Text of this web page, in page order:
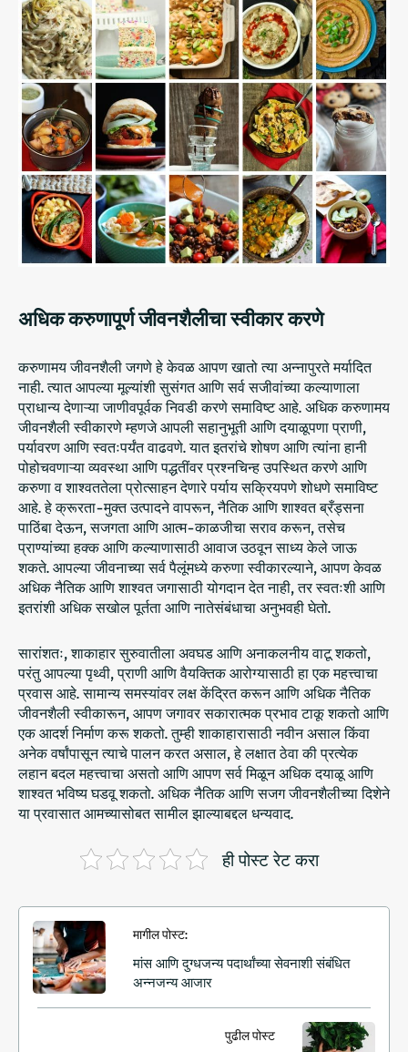
अधिक करुणापूर्ण जीवनशैलीचा स्वीकार करणे
करुणामय जीवनशैली जगणे हे केवळ आपण खातो त्या अन्नापुरते मर्यादित
नाही. त्यात आपल्या मूल्यांशी सुसंगत आणि सर्व सजीवांच्या कल्याणाला
प्राधान्य देणाऱ्या जाणीवपूर्वक निवडी करणे समाविष्ट आहे. अधिक करुणामय
जीवनशैली स्वीकारणे म्हणजे आपली सहानुभूती आणि दयाळूपणा प्राणी,
पर्यावरण आणि स्वतःपर्यंत वाढवणे. यात इतरांचे शोषण आणि त्यांना हानी
पोहोचवणाऱ्या व्यवस्था आणि पद्धतींवर प्रश्नचिन्ह उपस्थित करणे आणि
करुणा व शाश्वततेला प्रोत्साहन देणारे पर्याय सक्रियपणे शोधणे समाविष्ट
आहे. हे क्रूरता-मुक्त उत्पादने वापरून, नैतिक आणि शाश्वत ब्रँड्सना
पाठिंबा देऊन, सजगता आणि आत्म-काळजीचा सराव करून, तसेच
प्राण्यांच्या हक्क आणि कल्याणासाठी आवाज उठवून साध्य केले जाऊ
शकते. आपल्या जीवनाच्या सर्व पैलूंमध्ये करुणा स्वीकारल्याने, आपण केवळ
अधिक नैतिक आणि शाश्वत जगासाठी योगदान देत नाही, तर स्वतःशी आणि
इतरांशी अधिक सखोल पूर्तता आणि नातेसंबंधाचा अनुभवही घेतो.
सारांशतः, शाकाहार सुरुवातीला अवघड आणि अनाकलनीय वाटू शकतो,
परंतु आपल्या पृथ्वी, प्राणी आणि वैयक्तिक आरोग्यासाठी हा एक महत्त्वाचा
प्रवास आहे. सामान्य समस्यांवर लक्ष केंद्रित करून आणि अधिक नैतिक
जीवनशैली स्वीकारून, आपण जगावर सकारात्मक प्रभाव टाकू शकतो आणि
एक आदर्श निर्माण करू शकतो. तुम्ही शाकाहारासाठी नवीन असाल किंवा
अनेक वर्षांपासून त्याचे पालन करत असाल, हे लक्षात ठेवा की प्रत्येक
लहान बदल महत्त्वाचा असतो आणि आपण सर्व मिळून अधिक दयाळू आणि
शाश्वत भविष्य घडवू शकतो. अधिक नैतिक आणि सजग जीवनशैलीच्या दिशेने
या प्रवासात आमच्यासोबत सामील झाल्याबद्दल धन्यवाद.
ही पोस्ट रेट करा
मागील पोस्ट:
मांस आणि दुग्धजन्य पदार्थांच्या सेवनाशी संबंधित
अन्नजन्य आजार
पुढील पोस्ट